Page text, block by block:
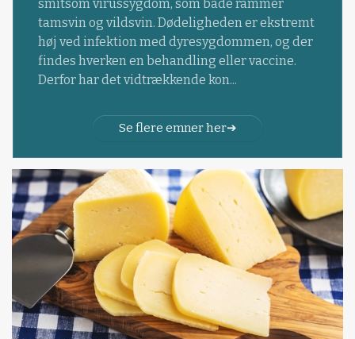
smitsom virussygdom, som både rammer
tamsvin og vildsvin. Dødeligheden er ekstremt
høj ved infektion med dyresygdommen, og der
findes hverken en behandling eller vaccine.
Derfor har det vidtrækkende kon...
Se flere emner her